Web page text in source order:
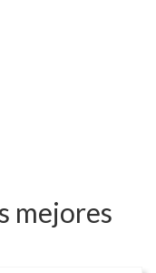
mejores